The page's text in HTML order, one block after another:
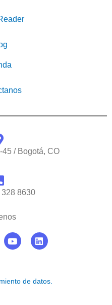
/ Bogotá, CO
328 8630
Y
o
b
L
i
d
de datos.